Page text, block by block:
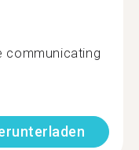
communicating